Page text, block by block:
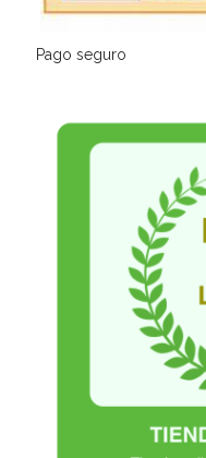
Pago seguro